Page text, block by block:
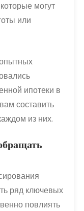
могут
или
ипотеки в
составить
из них.
ряд ключевых
повлиять